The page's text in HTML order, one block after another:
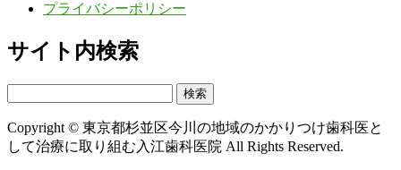
プライバシーポリシー
サイト内検索
Copyright © 東京都杉並区今川の地域のかかりつけ歯科医と
して治療に取り組む入江歯科医院 All Rights Reserved.